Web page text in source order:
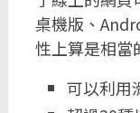
桌機版、
性上算是相當
可以利用